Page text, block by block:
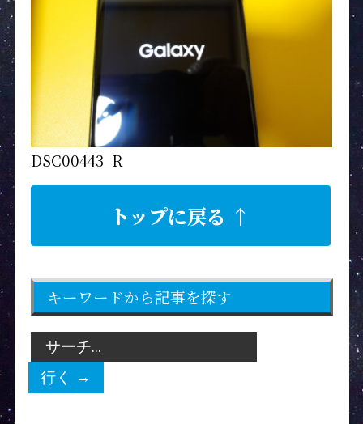
DSC00443_R
トップに戻る ↑
キーワードから記事を探す